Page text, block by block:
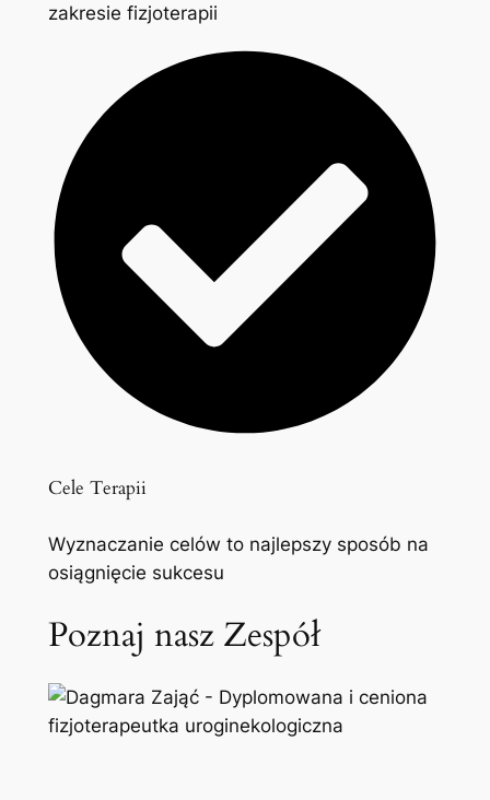
zakresie fizjoterapii
Cele Terapii
Wyznaczanie celów to najlepszy sposób na
osiągnięcie sukcesu
Poznaj nasz Zespół